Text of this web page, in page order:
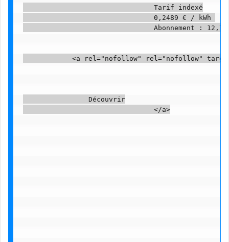
                                Tarif indexé
                                0,2489 € / kWh
Abonnement :
<a rel="nofollow" rel="nofollow"
                Découvrir
                                </a>